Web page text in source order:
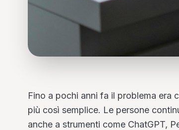
Fino a pochi anni fa il problema era
più così semplice. Le persone
anche a strumenti come ChatGPT,